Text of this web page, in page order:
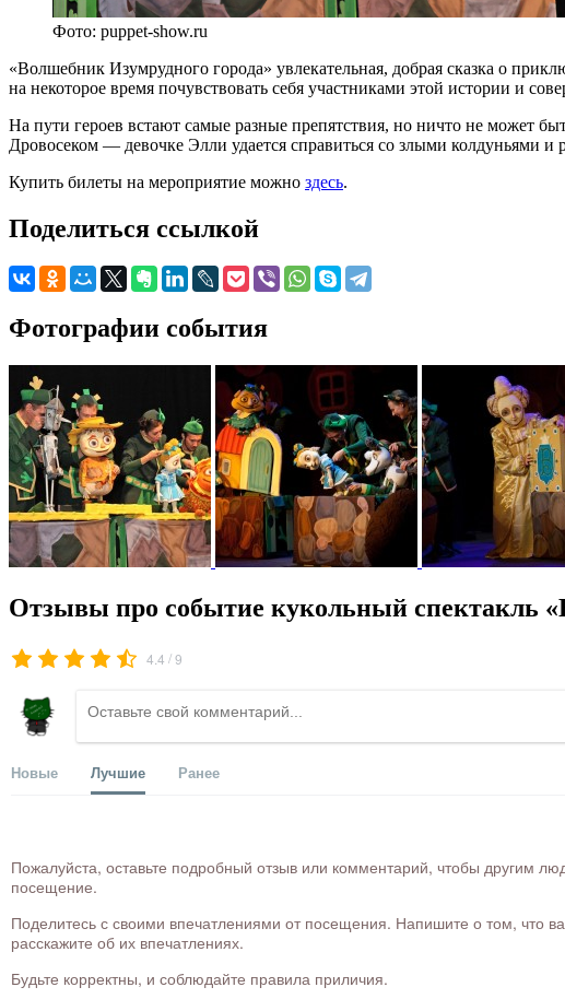
Фото: puppet-show.ru
«Волшебник Изумрудного города» увлекательная, добрая сказка о
на некоторое время почувствовать себя участниками этой истории и
На пути героев встают самые разные препятствия, но ничто не может
Дровосеком — девочке Элли удается справиться со злыми колдуньями и
Купить билеты на мероприятие можно здесь.
Поделиться ссылкой
Фотографии события
Отзывы про событие кукольный спектакль
4.4 /9
Новые Лучшие Ранее
Пожалуйста, оставьте подробный отзыв или комментарий, чтобы другим
посещение.
Поделитесь с своими впечатлениями от посещения. Напишите о том, что
расскажите об их впечатлениях.
Будьте корректны, и соблюдайте правила приличия.